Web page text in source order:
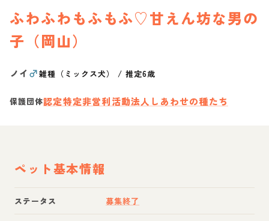
ふわふわもふもふ♡甘えん坊な男の
子（岡山）
ノイ♂雑種（ミックス犬） /推定6歳
保護団体認定特定非営利活動法人しあわせの種たち
ペット基本情報
ステータス 募集終了